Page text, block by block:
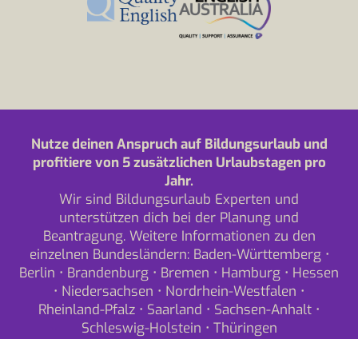
Nutze deinen Anspruch auf Bildungsurlaub und
profitiere von 5 zusätzlichen Urlaubstagen pro
Jahr.
Wir sind Bildungsurlaub Experten und
unterstützen dich bei der Planung und
Beantragung. Weitere Informationen zu den
einzelnen Bundesländern: Baden-Württemberg•
Berlin • Brandenburg • Bremen • Hamburg • Hessen
• Niedersachsen • Nordrhein-Westfalen •
Rheinland-Pfalz • Saarland • Sachsen-Anhalt •
Schleswig-Holstein • Thüringen